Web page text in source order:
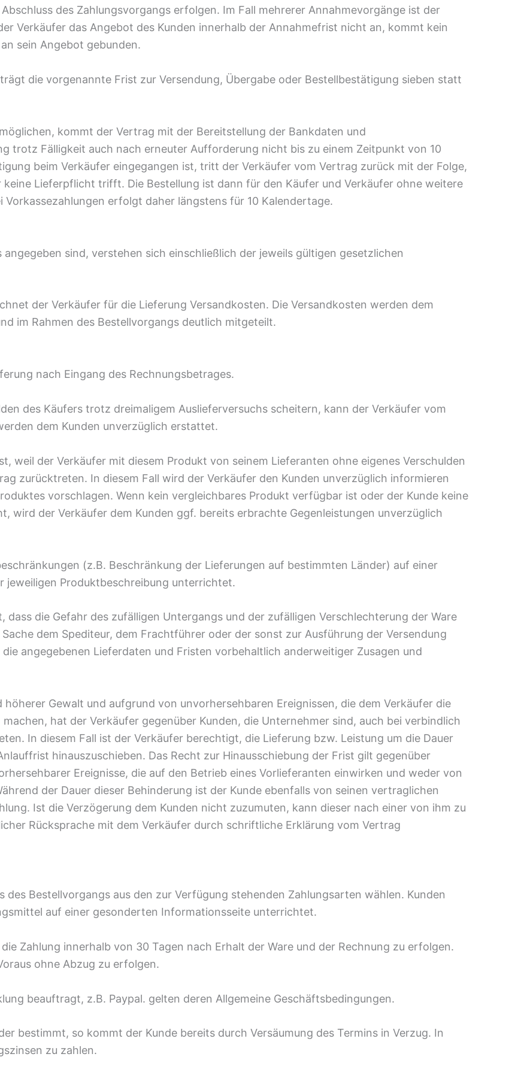
des Zahlungsvorgangs erfolgen. Im Fall mehrerer Annahmevorgänge ist der
Verkäufer das Angebot des Kunden innerhalb der Annahmefrist nicht an, kommt kein
sein Angebot gebunden.
die vorgenannte Frist zur Versendung, Übergabe oder Bestellbestätigung sieben statt
kommt der Vertrag mit der Bereitstellung der Bankdaten und
trotz Fälligkeit auch nach erneuter Aufforderung nicht bis zu einem Zeitpunkt von 10
beim Verkäufer eingegangen ist, tritt der Verkäufer vom Vertrag zurück mit der Folge,
Lieferpflicht trifft. Die Bestellung ist dann für den Käufer und Verkäufer ohne weitere
Vorkassezahlungen erfolgt daher längstens für 10 Kalendertage.
angegeben sind, verstehen sich einschließlich der jeweils gültigen gesetzlichen
der Verkäufer für die Lieferung Versandkosten. Die Versandkosten werden dem
im Rahmen des Bestellvorgangs deutlich mitgeteilt.
nach Eingang des Rechnungsbetrages.
des Käufers trotz dreimaligem Auslieferversuchs scheitern, kann der Verkäufer vom
dem Kunden unverzüglich erstattet.
weil der Verkäufer mit diesem Produkt von seinem Lieferanten ohne eigenes Verschulden
zurücktreten. In diesem Fall wird der Verkäufer den Kunden unverzüglich informieren
vorschlagen. Wenn kein vergleichbares Produkt verfügbar ist oder der Kunde keine
wird der Verkäufer dem Kunden ggf. bereits erbrachte Gegenleistungen unverzüglich
(z.B. Beschränkung der Lieferungen auf bestimmten Länder) auf einer
Produktbeschreibung unterrichtet.
dass die Gefahr des zufälligen Untergangs und der zufälligen Verschlechterung der Ware
dem Spediteur, dem Frachtführer oder der sonst zur Ausführung der Versendung
angegebenen Lieferdaten und Fristen vorbehaltlich anderweitiger Zusagen und
Gewalt und aufgrund von unvorhersehbaren Ereignissen, die dem Verkäufer die
hat der Verkäufer gegenüber Kunden, die Unternehmer sind, auch bei verbindlich
In diesem Fall ist der Verkäufer berechtigt, die Lieferung bzw. Leistung um die Dauer
hinauszuschieben. Das Recht zur Hinausschiebung der Frist gilt gegenüber
Ereignisse, die auf den Betrieb eines Vorlieferanten einwirken und weder von
der Dauer dieser Behinderung ist der Kunde ebenfalls von seinen vertraglichen
Ist die Verzögerung dem Kunden nicht zuzumuten, kann dieser nach einer von ihm zu
Rücksprache mit dem Verkäufer durch schriftliche Erklärung vom Vertrag
des Bestellvorgangs aus den zur Verfügung stehenden Zahlungsarten wählen. Kunden
auf einer gesonderten Informationsseite unterrichtet.
Zahlung innerhalb von 30 Tagen nach Erhalt der Ware und der Rechnung zu erfolgen.
ohne Abzug zu erfolgen.
beauftragt, z.B. Paypal. gelten deren Allgemeine Geschäftsbedingungen.
bestimmt, so kommt der Kunde bereits durch Versäumung des Termins in Verzug. In
zu zahlen.